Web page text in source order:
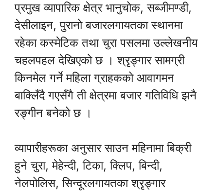
प्रमुख व्यापारिक क्षेत्र भानुचोक, सब्जीमण्डी,
देसीलाइन, पुरानो बजारलगायतका स्थानमा
रहेका कस्मेटिक तथा चुरा पसलमा उल्लेखनीय
चहलपहल देखिएको छ । श्रृङ्गार सामग्री
किनमेल गर्ने महिला ग्राहकको आवागमन
बाक्लिँदै गएसँगै ती क्षेत्रमा बजार गतिविधि झनै
रङ्गीन बनेको छ ।
व्यापारीहरूका अनुसार साउन महिनामा बिक्री
हुने चुरा, मेहेन्दी, टिका, क्लिप, बिन्दी,
नेलपोलिस, सिन्दूरलगायतका श्रृङ्गार